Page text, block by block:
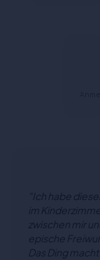
"Ich habe
im
zwischen mir
epische
Das Ding